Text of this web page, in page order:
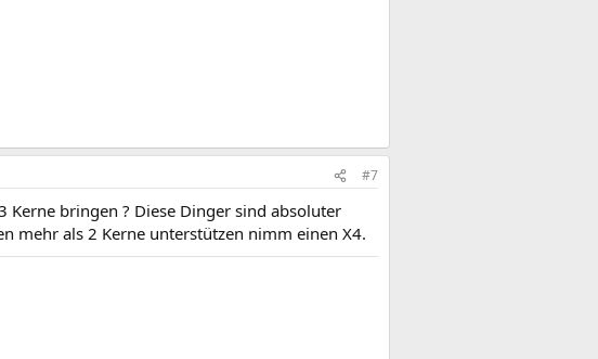
#7
Kerne bringen ? Diese Dinger sind absoluter
mehr als 2 Kerne unterstützen nimm einen X4.